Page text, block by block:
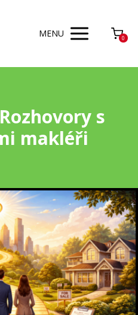
MENU 0
s
makléři